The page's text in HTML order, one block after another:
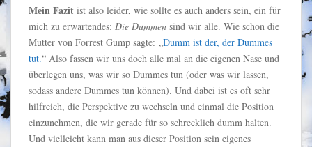
Mein Fazit ist also leider, wie sollte es auch anders sein, ein für
mich zu erwartendes: Die Dummen sind wir alle. Wie schon die
Mutter von Forrest Gump sagte: „Dumm ist der, der Dummes
tut.“ Also fassen wir uns doch alle mal an die eigenen Nase und
überlegen uns, was wir so Dummes tun (oder was wir lassen,
sodass andere Dummes tun können). Und dabei ist es oft sehr
hilfreich, die Perspektive zu wechseln und einmal die Position
einzunehmen, die wir gerade für so schrecklich dumm halten.
Und vielleicht kann man aus dieser Position sein eigenes